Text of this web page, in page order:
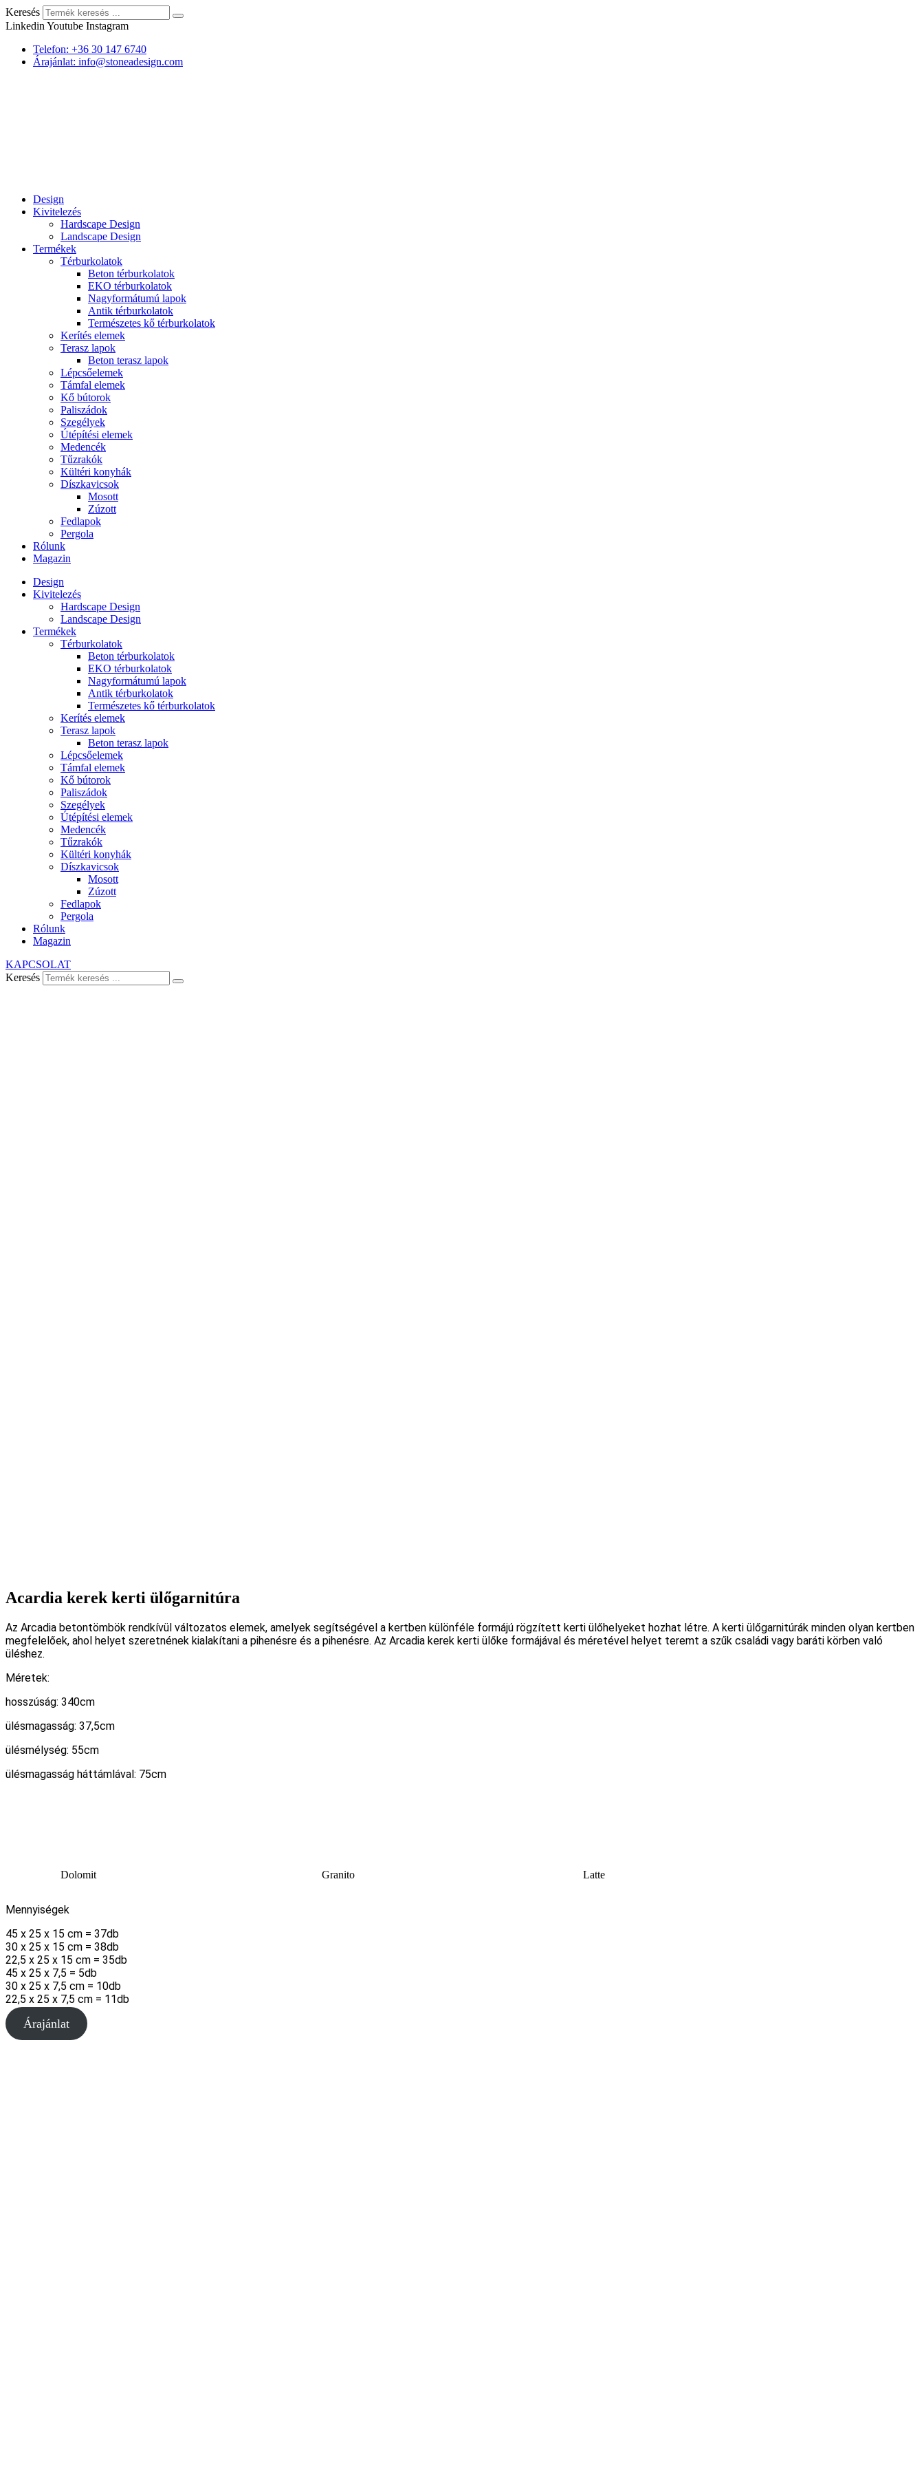
Keresés
Linkedin Youtube Instagram
Telefon: +36 30 147 6740
Árajánlat: info@stoneadesign.com
Design
Kivitelezés
Hardscape Design
Landscape Design
Termékek
Térburkolatok
Beton térburkolatok
EKO térburkolatok
Nagyformátumú lapok
Antik térburkolatok
Természetes kő térburkolatok
Kerítés elemek
Terasz lapok
Beton terasz lapok
Lépcsőelemek
Támfal elemek
Kő bútorok
Paliszádok
Szegélyek
Útépítési elemek
Medencék
Tűzrakók
Kültéri konyhák
Díszkavicsok
Mosott
Zúzott
Fedlapok
Pergola
Rólunk
Magazin
Design
Kivitelezés
Hardscape Design
Landscape Design
Termékek
Térburkolatok
Beton térburkolatok
EKO térburkolatok
Nagyformátumú lapok
Antik térburkolatok
Természetes kő térburkolatok
Kerítés elemek
Terasz lapok
Beton terasz lapok
Lépcsőelemek
Támfal elemek
Kő bútorok
Paliszádok
Szegélyek
Útépítési elemek
Medencék
Tűzrakók
Kültéri konyhák
Díszkavicsok
Mosott
Zúzott
Fedlapok
Pergola
Rólunk
Magazin
KAPCSOLAT
Keresés
Acardia kerek kerti ülőgarnitúra
Az Arcadia betontömbök rendkívül változatos elemek, amelyek segítségével a kertben különféle formájú rögzített kerti ülőhelyeket hozhat létre. A kerti ülőgarnitúrák minden olyan kertben
megfelelőek, ahol helyet szeretnének kialakítani a pihenésre és a pihenésre. Az Arcadia kerek kerti ülőke formájával és méretével helyet teremt a szűk családi vagy baráti körben való
üléshez.
Méretek:
hosszúság: 340cm
ülésmagasság: 37,5cm
ülésmélység: 55cm
ülésmagasság háttámlával: 75cm
Dolomit Granito Latte
Mennyiségek
45 x 25 x 15 cm = 37db
30 x 25 x 15 cm = 38db
22,5 x 25 x 15 cm = 35db
45 x 25 x 7,5 = 5db
30 x 25 x 7,5 cm = 10db
22,5 x 25 x 7,5 cm = 11db
Árajánlat